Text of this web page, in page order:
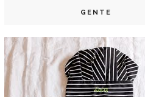
GENTE